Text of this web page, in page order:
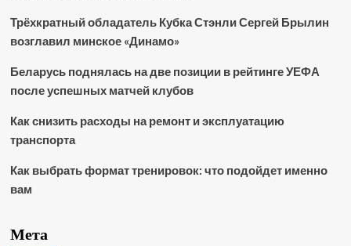
Трёхкратный обладатель Кубка Стэнли Сергей Брылин
возглавил минское «Динамо»
Беларусь поднялась на две позиции в рейтинге УЕФА
после успешных матчей клубов
Как снизить расходы на ремонт и эксплуатацию
транспорта
Как выбрать формат тренировок: что подойдет именно
вам
Мета